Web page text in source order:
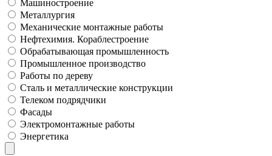
Машиностроение
Металлургия
Механические монтажные работы
Нефтехимия. Кораблестроение
Обрабатывающая промышленность
Промышленное производство
Работы по дереву
Сталь и металлические конструкции
Телеком подрядчики
Фасады
Электромонтажные работы
Энергетика